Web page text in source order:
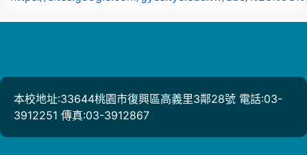
本校地址:33644桃園市復興區高義里3鄰28號 電話:03-
3912251 傳真:03-3912867